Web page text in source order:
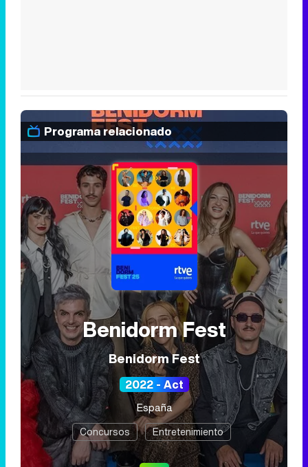
Programa relacionado
Benidorm Fest
Benidorm Fest
2022 - Act
España
Concursos Entretenimiento